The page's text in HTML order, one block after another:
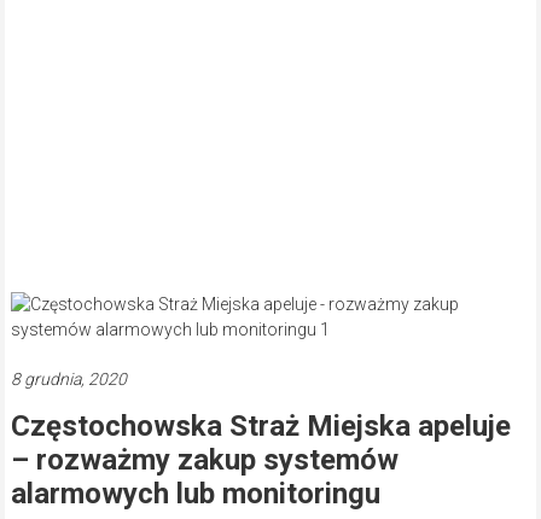
8 grudnia, 2020
Częstochowska Straż Miejska apeluje
– rozważmy zakup systemów
alarmowych lub monitoringu